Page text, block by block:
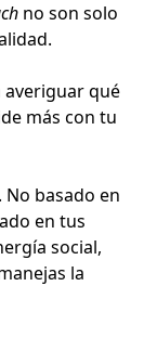
no son solo
averiguar qué
más con tu
basado en
en tus
social,
la